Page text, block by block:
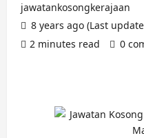
jawatankosongkerajaan
8 years ago (Last
2 minutes read
0